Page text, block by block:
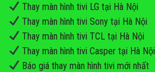
Thay màn hình tivi LG tại Hà Nội
Thay màn hình tivi Sony tại Hà Nội
Thay màn hình tivi TCL tại Hà Nội
Thay màn hình tivi Casper tại Hà Nội
Báo giá thay màn hình tivi mới nhất